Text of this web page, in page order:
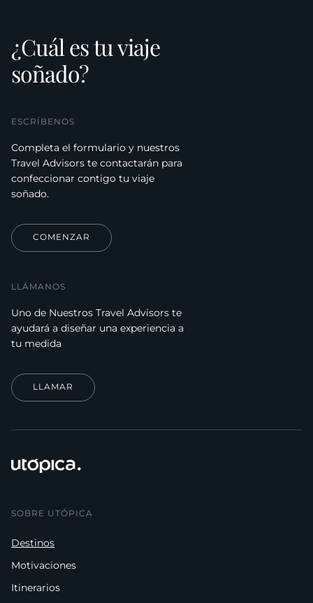
¿Cuál es tu viaje
soñado?
ESCRÍBENOS
Completa el formulario y nuestros
Travel Advisors te contactarán para
confeccionar contigo tu viaje
soñado.
COMENZAR
LLÁMANOS
Uno de Nuestros Travel Advisors te
ayudará a diseñar una experiencia a
tu medida
LLAMAR
SOBRE UTÓPICA
Destinos
Motivaciones
Itinerarios